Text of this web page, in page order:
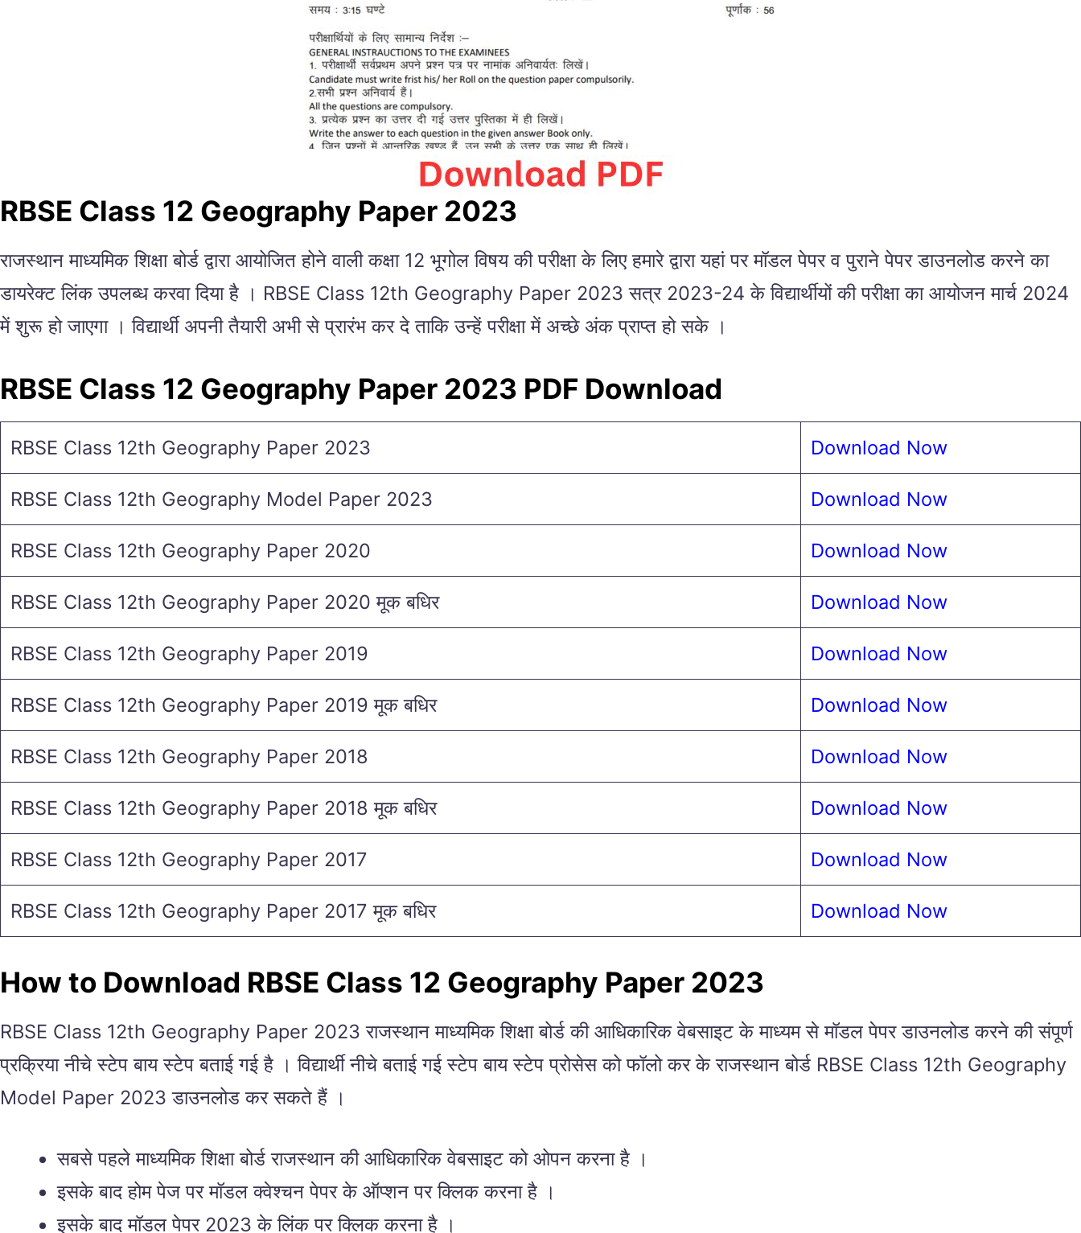
RBSE Class 12 Geography Paper 2023
राजस्थान माध्यमिक शिक्षा बोर्ड द्वारा आयोजित होने वाली कक्षा 12 भूगोल विषय की परीक्षा के लिए हमारे द्वारा यहां पर मॉडल पेपर व पुराने पेपर डाउनलोड करने का
डायरेक्ट लिंक उपलब्ध करवा दिया है । RBSE Class 12th Geography Paper 2023 सत्र 2023-24 के विद्यार्थीयों की परीक्षा का आयोजन मार्च 2024
में शुरू हो जाएगा । विद्यार्थी अपनी तैयारी अभी से प्रारंभ कर दे ताकि उन्हें परीक्षा में अच्छे अंक प्राप्त हो सके ।
RBSE Class 12 Geography Paper 2023 PDF Download
RBSE Class 12th Geography Paper 2023 Download Now
RBSE Class 12th Geography Model Paper 2023 Download Now
RBSE Class 12th Geography Paper 2020 Download Now
RBSE Class 12th Geography Paper 2020 मूक बधिर Download Now
RBSE Class 12th Geography Paper 2019 Download Now
RBSE Class 12th Geography Paper 2019 मूक बधिर Download Now
RBSE Class 12th Geography Paper 2018 Download Now
RBSE Class 12th Geography Paper 2018 मूक बधिर Download Now
RBSE Class 12th Geography Paper 2017 Download Now
RBSE Class 12th Geography Paper 2017 मूक बधिर Download Now
How to Download RBSE Class 12 Geography Paper 2023
RBSE Class 12th Geography Paper 2023 राजस्थान माध्यमिक शिक्षा बोर्ड की आधिकारिक वेबसाइट के माध्यम से मॉडल पेपर डाउनलोड करने की संपूर्ण
प्रक्रिया नीचे स्टेप बाय स्टेप बताई गई है । विद्यार्थी नीचे बताई गई स्टेप बाय स्टेप प्रोसेस को फॉलो कर के राजस्थान बोर्ड RBSE Class 12th Geography
Model Paper 2023 डाउनलोड कर सकते हैं ।
सबसे पहले माध्यमिक शिक्षा बोर्ड राजस्थान की आधिकारिक वेबसाइट को ओपन करना है ।
इसके बाद होम पेज पर मॉडल क्वेश्चन पेपर के ऑप्शन पर क्लिक करना है ।
इसके बाद मॉडल पेपर 2023 के लिंक पर क्लिक करना है ।